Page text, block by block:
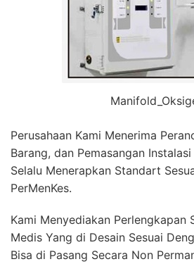
Perusahaan Kami Menerima
Barang, dan Pemasangan
Selalu Menerapkan Standart
PerMenKes.
Kami Menyediakan Perlengkapan
Medis Yang di Desain Sesuai
Bisa di Pasang Secara Non